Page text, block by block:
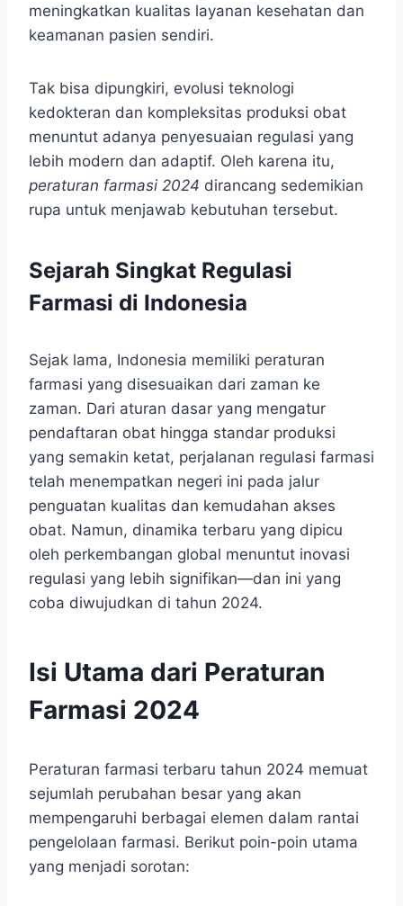
meningkatkan kualitas layanan kesehatan dan
keamanan pasien sendiri.
Tak bisa dipungkiri, evolusi teknologi
kedokteran dan kompleksitas produksi obat
menuntut adanya penyesuaian regulasi yang
lebih modern dan adaptif. Oleh karena itu,
peraturan farmasi 2024 dirancang sedemikian
rupa untuk menjawab kebutuhan tersebut.
Sejarah Singkat Regulasi
Farmasi di Indonesia
Sejak lama, Indonesia memiliki peraturan
farmasi yang disesuaikan dari zaman ke
zaman. Dari aturan dasar yang mengatur
pendaftaran obat hingga standar produksi
yang semakin ketat, perjalanan regulasi farmasi
telah menempatkan negeri ini pada jalur
penguatan kualitas dan kemudahan akses
obat. Namun, dinamika terbaru yang dipicu
oleh perkembangan global menuntut inovasi
regulasi yang lebih signifikan—dan ini yang
coba diwujudkan di tahun 2024.
Isi Utama dari Peraturan
Farmasi 2024
Peraturan farmasi terbaru tahun 2024 memuat
sejumlah perubahan besar yang akan
mempengaruhi berbagai elemen dalam rantai
pengelolaan farmasi. Berikut poin-poin utama
yang menjadi sorotan: